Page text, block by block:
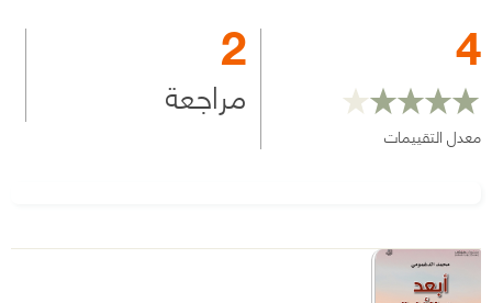
4
معدل التقييمات
2
مراجعة